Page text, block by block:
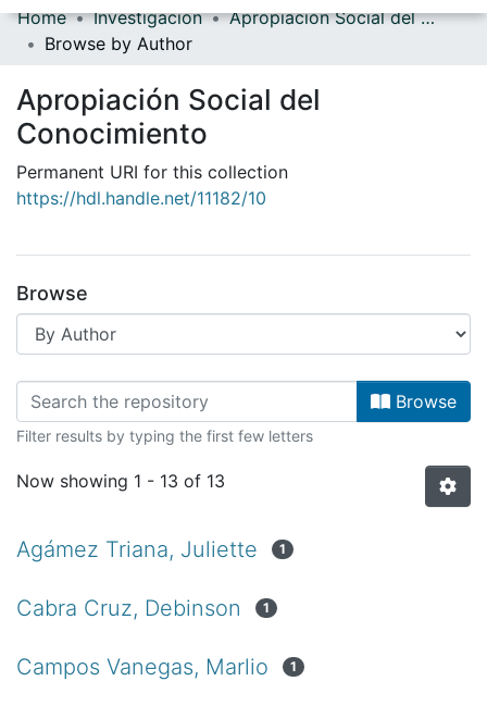
Communities & Collections
All of DSpace
Home Investigación
Apropiación Social del Conocimiento
Browse by Author
Apropiación Social del
Conocimiento
Permanent URI for this collection
https://hdl.handle.net/11182/10
Browse
Browsing Apropiación Social del
Browse
Filter results by typing the first few letters
Now showing 1 - 13 of 13
Agámez Triana, Juliette 1
Cabra Cruz, Debinson 1
Campos Vanegas, Marlio 1